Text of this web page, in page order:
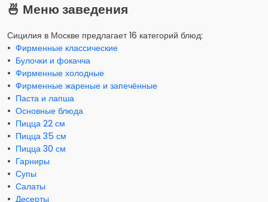
🍜 Меню заведения
Сицилия в Москве предлагает 16 категорий блюд:
• Фирменные классические
• Булочки и фокачча
• Фирменные холодные
• Фирменные жареные и запечённые
• Паста и лапша
• Основные блюда
• Пицца 22 см
• Пицца 35 см
• Пицца 30 см
• Гарниры
• Супы
• Салаты
• Десерты